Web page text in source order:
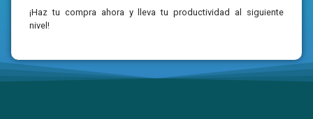
¡Haz tu compra ahora y lleva tu productividad al siguiente
nivel!